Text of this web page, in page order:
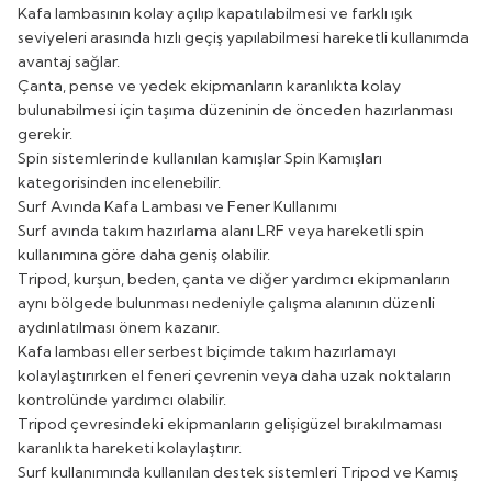
Kafa lambasının kolay açılıp kapatılabilmesi ve farklı ışık
seviyeleri arasında hızlı geçiş yapılabilmesi hareketli kullanımda
avantaj sağlar.
Çanta, pense ve yedek ekipmanların karanlıkta kolay
bulunabilmesi için taşıma düzeninin de önceden hazırlanması
gerekir.
Spin sistemlerinde kullanılan kamışlarSpin Kamışları
kategorisinden incelenebilir.
Surf Avında Kafa Lambası ve Fener Kullanımı
Surf avında takım hazırlama alanı LRF veya hareketli spin
kullanımına göre daha geniş olabilir.
Tripod, kurşun, beden, çanta ve diğer yardımcı ekipmanların
aynı bölgede bulunması nedeniyle çalışma alanının düzenli
aydınlatılması önem kazanır.
Kafa lambası eller serbest biçimde takım hazırlamayı
kolaylaştırırken el feneri çevrenin veya daha uzak noktaların
kontrolünde yardımcı olabilir.
Tripod çevresindeki ekipmanların gelişigüzel bırakılmaması
karanlıkta hareketi kolaylaştırır.
Surf kullanımında kullanılan destek sistemleri Tripod ve Kamış